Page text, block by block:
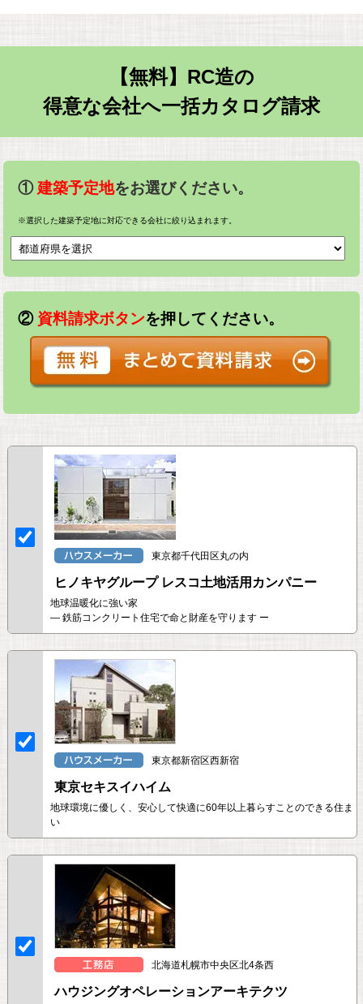
【無料】RC造の
得意な会社へ一括カタログ請求
①建築予定地をお選びください。
※選択した建築予定地に対応できる会社に絞り込まれます。
② 資料請求ボタンを押してください。
東京都千代田区丸の内
ヒノキヤグループ レスコ土地活用カンパニー
地球温暖化に強い家
― 鉄筋コンクリート住宅で命と財産を守ります ー
東京都新宿区西新宿
東京セキスイハイム
地球環境に優しく、安心して快適に60年以上暮らすことのできる住ま
い
北海道札幌市中央区北4条西
ハウジングオペレーションアーキテクツ